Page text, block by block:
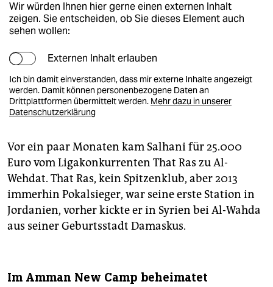
Wir würden Ihnen hier gerne einen externen Inhalt
zeigen. Sie entscheiden, ob Sie dieses Element auch
sehen wollen:
Externen Inhalt erlauben
Ich bin damit einverstanden, dass mir externe Inhalte angezeigt
werden. Damit können personenbezogene Daten an
Drittplattformen übermittelt werden. Mehr dazu in unserer
Datenschutzerklärung
Vor ein paar Monaten kam Salhani für 25.000
Euro vom Ligakonkurrenten That Ras zu Al-
Wehdat. That Ras, kein Spitzenklub, aber 2013
immerhin Pokalsieger, war seine erste Station in
Jordanien, vorher kickte er in Syrien bei Al-Wahda
aus seiner Geburtsstadt Damaskus.
Im Amman New Camp beheimatet